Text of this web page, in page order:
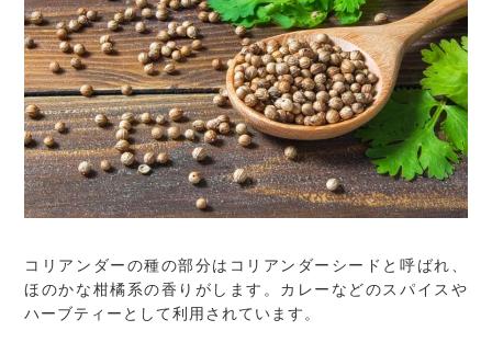
コリアンダーの種の部分はコリアンダーシードと呼ばれ、
ほのかな柑橘系の香りがします。カレーなどのスパイスや
ハーブティーとして利用されています。